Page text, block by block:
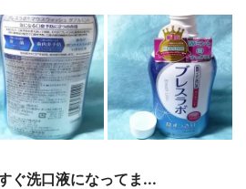
ぐ洗口液になってま...